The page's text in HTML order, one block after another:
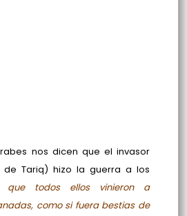
nos dicen que el invasor
de Tariq) hizo la guerra a los
que todos ellos vinieron a
como si fuera bestias de